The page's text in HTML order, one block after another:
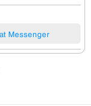
Messenger